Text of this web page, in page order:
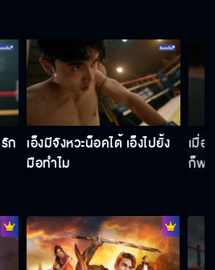
ตีระฆังก่อนได้ไง
วพี่ธัญญ์จะชนะพี่เต้เหรอ
ชกจัดอันดับก่อนเถอะ เดี๋ยวจะรู้เอง
ก เอ็งมีจังหวะน็อคได้ เอ็งไปยั้ง
มือทำไม
เมื่อ
ก็พอ